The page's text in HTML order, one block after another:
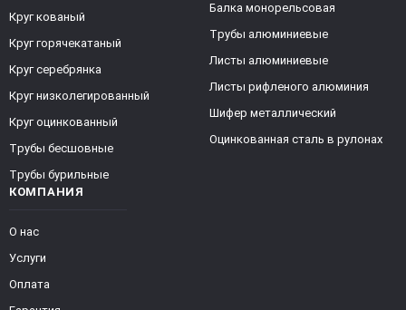
КОМПАНИЯ
О нас
Услуги
Оплата
Круг кованый
Круг горячекатаный
Круг серебрянка
Круг низколегированный
Круг оцинкованный
Трубы бесшовные
Трубы бурильные
Балка монорельсовая
Трубы алюминиевые
Листы алюминиевые
Листы рифленого алюминия
Шифер металлический
Оцинкованная сталь в рулонах